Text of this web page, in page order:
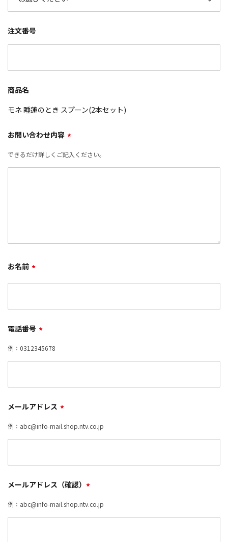
注文番号
商品名
モネ 睡蓮のとき スプーン(2本セット)
お問い合わせ内容 *
できるだけ詳しくご記入ください。
お名前 *
電話番号 *
例：0312345678
メールアドレス *
例：abc@info-mail.shop.ntv.co.jp
メールアドレス（確認） *
例：abc@info-mail.shop.ntv.co.jp